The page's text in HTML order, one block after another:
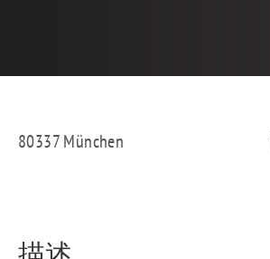
80337 München